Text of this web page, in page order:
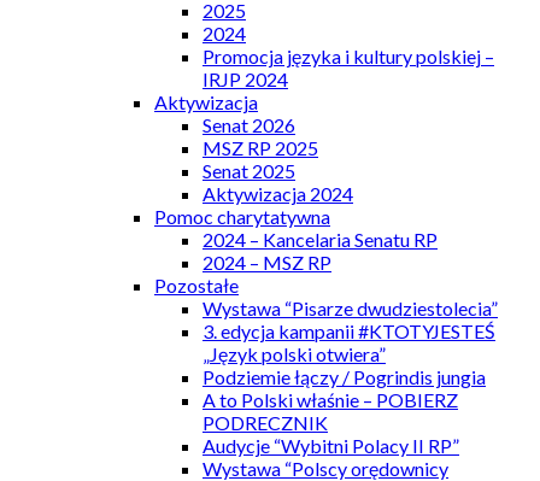
2025
2024
Promocja języka i kultury polskiej –
IRJP 2024
Aktywizacja
Senat 2026
MSZ RP 2025
Senat 2025
Aktywizacja 2024
Pomoc charytatywna
2024 – Kancelaria Senatu RP
2024 – MSZ RP
Pozostałe
Wystawa “Pisarze dwudziestolecia”
3. edycja kampanii #KTOTYJESTEŚ
„Język polski otwiera”
Podziemie łączy / Pogrindis jungia
A to Polski właśnie – POBIERZ
PODRECZNIK
Audycje “Wybitni Polacy II RP”
Wystawa “Polscy orędownicy